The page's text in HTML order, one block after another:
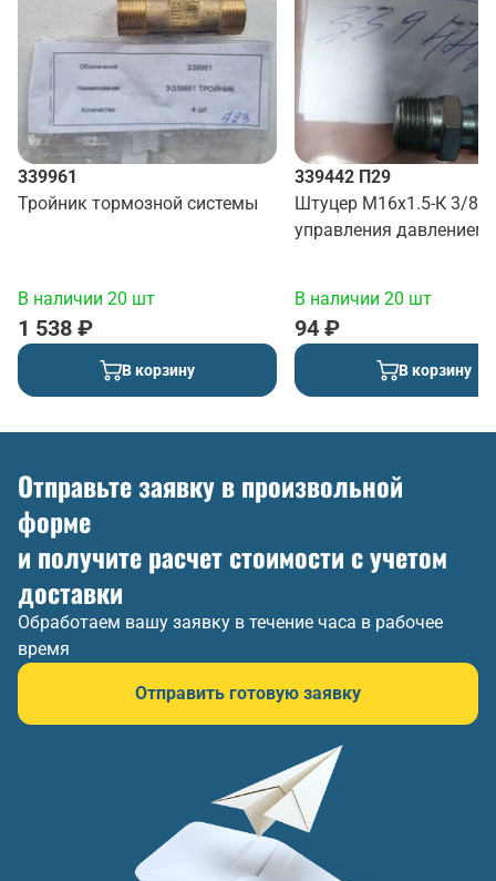
339961
Тройник тормозной системы
В наличии 20 шт
1 538 ₽
В корзину
339442 П29
Штуцер М16х1.5-К 3/8"
управления давлением
В наличии 20 шт
94 ₽
В корзину
Отправьте заявку в произвольной
форме
и получите расчет стоимости с учетом
доставки
Обработаем вашу заявку в течение часа в рабочее
время
Отправить готовую заявку